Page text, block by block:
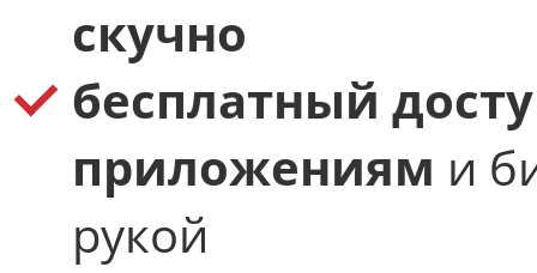
скучно
бесплатный
приложениям и
рукой